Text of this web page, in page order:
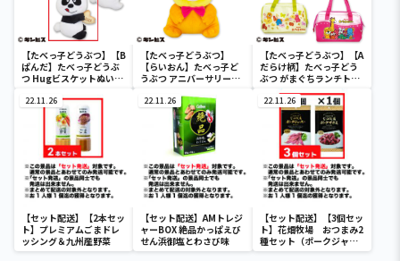
【たべっ子どうぶつ】【B
ぱんだ】たべっ子どうぶ
つ Hugビスケットぬいぐ
【たべっ子どうぶつ】
【らいおん】たべっ子ど
うぶつ アニバーサリー
【たべっ子どうぶつ】【A
だらけ柄】たべっ子どう
ぶつ がまぐちランチトー
トバッグ2
22.11.26
【セット配送】【2本セッ
ト】プレミアムごまドレ
ッシング＆九州産野菜
22.11.26
【セット配送】AMトレジ
ャーBOX 絶品かっぱえび
せん浜御塩とわさび味
22.11.26
【セット配送】【3個セッ
ト】花畑牧場 おつまみ2
種セット（ポークジャー
キ2個＆ポークサラミ1